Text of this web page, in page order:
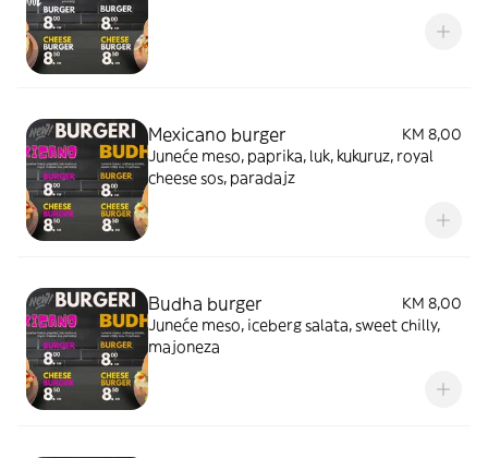
Mexicano burger
KM 8,00
Juneće meso, paprika, luk, kukuruz, royal
cheese sos, paradajz
Budha burger
KM 8,00
Juneće meso, iceberg salata, sweet chilly,
majoneza